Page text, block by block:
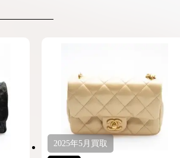
2025年5月 買取